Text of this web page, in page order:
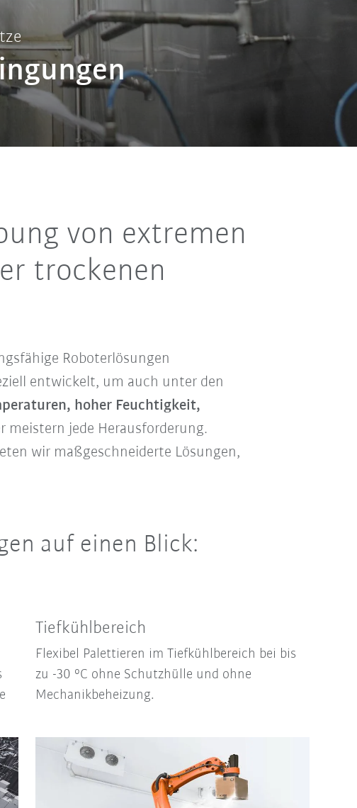
von extremen
trockenen
Roboterlösungen
entwickelt, um auch unter den
hoher Feuchtigkeit,
meistern jede Herausforderung.
wir maßgeschneiderte Lösungen,
auf einen Blick:
Tiefkühlbereich
Flexibel Palettieren im Tiefkühlbereich bei bis
zu -30 °C ohne Schutzhülle und ohne
Mechanikbeheizung.